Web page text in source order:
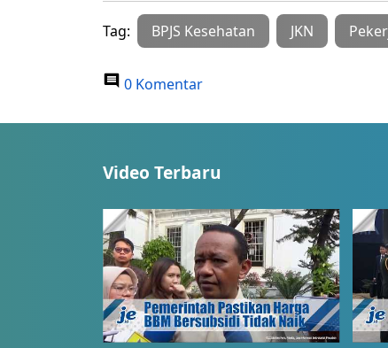
Tag: BPJS Kesehatan JKN
0 Komentar
Video Terbaru